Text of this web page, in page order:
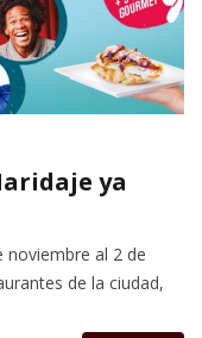
ya
noviembre al 2 de
de la ciudad,